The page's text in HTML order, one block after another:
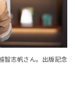
智志帆さん。出版記念